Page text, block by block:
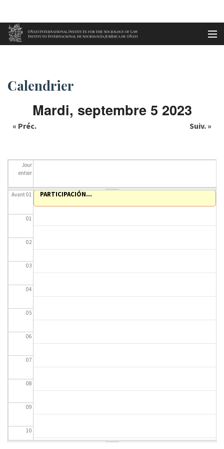
Aller au contenu principal
Accueil Calendrier
Calendrier
Mardi, septembre 5 2023
« Préc. Suiv. »
Jour
entier
Avant 01
01
02
03
04
05
06
07
08
09
10
PARTICIPACIÓN...